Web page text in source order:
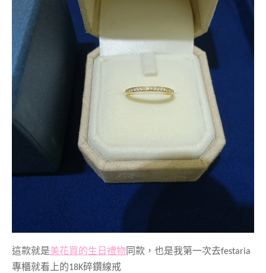
這款就是美花買的生日禮物 同款，也是我第一次去festaria
專櫃就看上的18K碎鑽線戒